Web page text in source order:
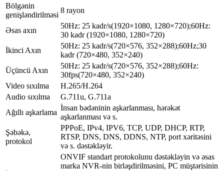
Bölgənin
genişləndirilməsi
8 rayon
Əsas axın
50Hz: 25 kadr/s(1920×1080, 1280×720);60Hz:
30 kadr (1920×1080, 1280×720)
İkinci Axın
50Hz: 25 kadr/s(720×576, 352×288);60Hz;30
kadr (720×480, 352×240)
Üçüncü Axın
50Hz: 25 kadr/s(720×576, 352×288);60Hz:
30fps(720×480, 352×240)
Video sıxılma
H.265/H.264
Audio sıxılma
G.711u, G.711a
Ağıllı aşkarlama
İnsan bədəninin aşkarlanması, hərəkət
aşkarlanması və s.
Şəbəkə,
protokol
PPPoE, IPv4, IPV6, TCP, UDP, DHCP, RTP,
RTSP, DNS, DNS, DDNS, NTP, port xəritəsini
və s. dəstəkləyir.
ONVIF standart protokolunu dəstəkləyin və əsas
marka NVR-nin birləşdirilməsini, PC müştərisinin